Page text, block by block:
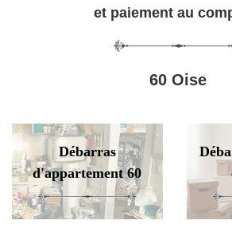
et paiement au
60 Oise
Débarras
d'appartement 60